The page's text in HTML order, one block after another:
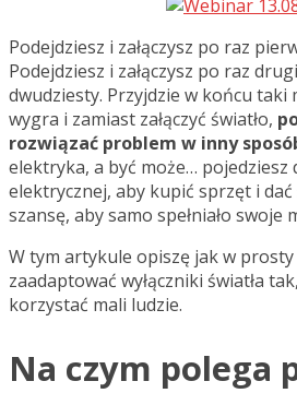
Podejdziesz i załączysz po raz
Podejdziesz i załączysz po raz
dwudziesty. Przyjdzie w końcu taki
wygra i zamiast załączyć światło,
rozwiązać problem w inny
elektryka, a być może…
elektrycznej, aby kupić sprzęt i
szansę, aby samo spełniało swoje
W tym artykule opiszę jak w
zaadaptować wyłączniki światła
korzystać mali ludzie.
Na czym polega